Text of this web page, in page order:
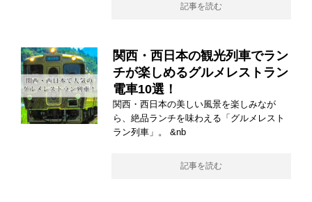
記事を読む
関西・西日本の観光列車でラン
チが楽しめるグルメレストラン
電車10選！
関西・西日本の美しい風景を楽しみなが
ら、絶品ランチを味わえる「グルメレスト
ラン列車」。 &nb
記事を読む